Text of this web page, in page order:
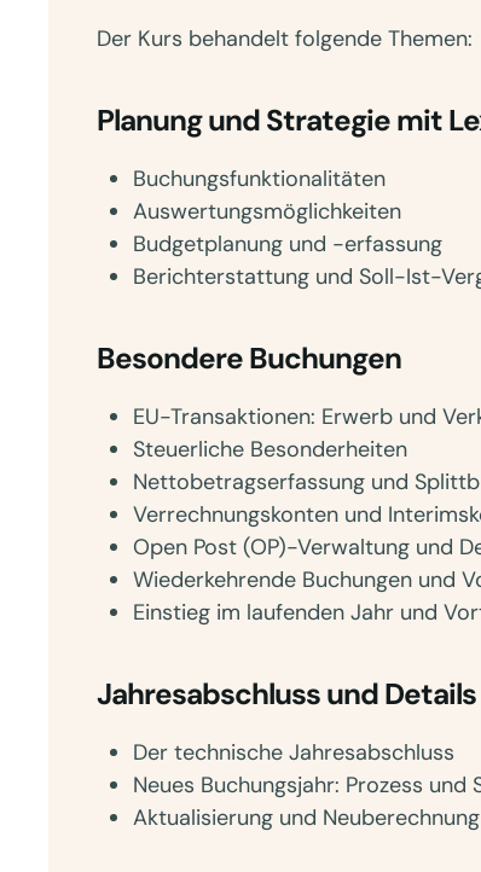
Der Kurs behandelt folgende Themen:
Planung und Strategie mit
Buchungsfunktionalitäten
Auswertungsmöglichkeiten
Budgetplanung und -erfassung
Berichterstattung und Soll-Ist-
Besondere Buchungen
EU-Transaktionen: Erwerb und
Steuerliche Besonderheiten
Nettobetragserfassung und
Verrechnungskonten und
Open Post (OP)-Verwaltung und
Wiederkehrende Buchungen und
Einstieg im laufenden Jahr und
Jahresabschluss und Details
Der technische Jahresabschluss
Neues Buchungsjahr: Prozess und
Aktualisierung und